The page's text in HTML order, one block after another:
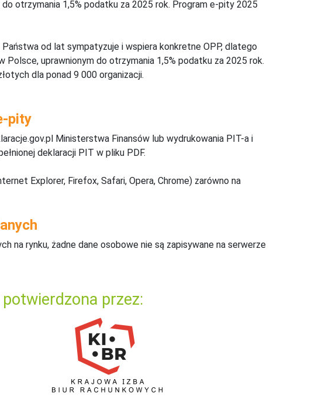
otrzymania 1,5% podatku za 2025 rok. Program e-pity 2025
od lat sympatyzuje i wspiera konkretne OPP, dlatego
uprawnionym do otrzymania 1,5% podatku za 2025 rok.
dla ponad 9 000 organizacji.
pity
Ministerstwa Finansów lub wydrukowania PIT-a i
deklaracji PIT w pliku PDF.
Explorer, Firefox, Safari, Opera, Chrome) zarówno na
na rynku, żadne dane osobowe nie są zapisywane na serwerze
przez: